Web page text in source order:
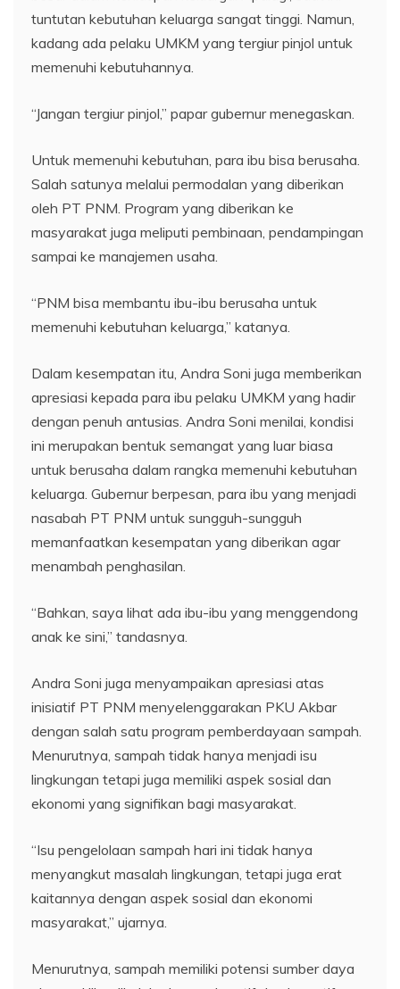
tuntutan kebutuhan keluarga sangat tinggi. Namun,
kadang ada pelaku UMKM yang tergiur pinjol untuk
memenuhi kebutuhannya.
“Jangan tergiur pinjol,” papar gubernur menegaskan.
Untuk memenuhi kebutuhan, para ibu bisa berusaha.
Salah satunya melalui permodalan yang diberikan
oleh PT PNM. Program yang diberikan ke
masyarakat juga meliputi pembinaan, pendampingan
sampai ke manajemen usaha.
“PNM bisa membantu ibu-ibu berusaha untuk
memenuhi kebutuhan keluarga,” katanya.
Dalam kesempatan itu, Andra Soni juga memberikan
apresiasi kepada para ibu pelaku UMKM yang hadir
dengan penuh antusias. Andra Soni menilai, kondisi
ini merupakan bentuk semangat yang luar biasa
untuk berusaha dalam rangka memenuhi kebutuhan
keluarga. Gubernur berpesan, para ibu yang menjadi
nasabah PT PNM untuk sungguh-sungguh
memanfaatkan kesempatan yang diberikan agar
menambah penghasilan.
“Bahkan, saya lihat ada ibu-ibu yang menggendong
anak ke sini,” tandasnya.
Andra Soni juga menyampaikan apresiasi atas
inisiatif PT PNM menyelenggarakan PKU Akbar
dengan salah satu program pemberdayaan sampah.
Menurutnya, sampah tidak hanya menjadi isu
lingkungan tetapi juga memiliki aspek sosial dan
ekonomi yang signifikan bagi masyarakat.
“Isu pengelolaan sampah hari ini tidak hanya
menyangkut masalah lingkungan, tetapi juga erat
kaitannya dengan aspek sosial dan ekonomi
masyarakat,” ujarnya.
Menurutnya, sampah memiliki potensi sumber daya